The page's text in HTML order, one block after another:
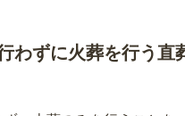
わずに火葬を行う直